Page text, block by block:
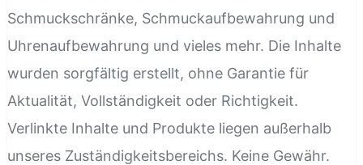
Schmuckschränke, Schmuckaufbewahrung und
Uhrenaufbewahrung und vieles mehr. Die Inhalte
wurden sorgfältig erstellt, ohne Garantie für
Aktualität, Vollständigkeit oder Richtigkeit.
Verlinkte Inhalte und Produkte liegen außerhalb
unseres Zuständigkeitsbereichs. Keine Gewähr.